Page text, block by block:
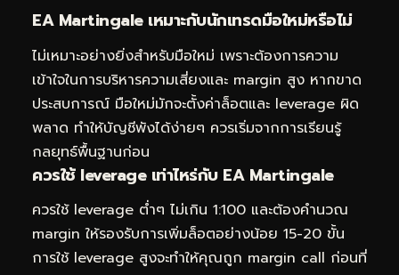
EA Martingale เหมาะกับนักเทรดมือใหม่หรือไม่
ไม่เหมาะอย่างยิ่งสำหรับมือใหม่ เพราะต้องการความ
เข้าใจในการบริหารความเสี่ยงและ margin สูง หากขาด
ประสบการณ์ มือใหม่มักจะตั้งค่าล็อตและ leverage ผิด
พลาด ทำให้บัญชีพังได้ง่ายๆ ควรเริ่มจากการเรียนรู้
กลยุทธ์พื้นฐานก่อน
ควรใช้ leverage เท่าไหร่กับ EA Martingale
ควรใช้ leverage ต่ำๆ ไม่เกิน 1:100 และต้องคำนวณ
margin ให้รองรับการเพิ่มล็อตอย่างน้อย 15-20 ขั้น
การใช้ leverage สูงจะทำให้คุณถูก margin call ก่อนที่